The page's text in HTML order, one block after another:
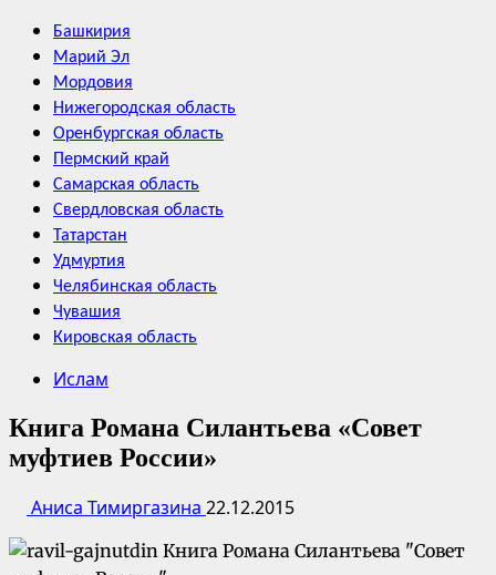
Башкирия
Марий Эл
Мордовия
Нижегородская область
Оренбургская область
Пермский край
Самарская область
Свердловская область
Татарстан
Удмуртия
Челябинская область
Чувашия
Кировская область
Ислам
Книга Романа Силантьева «Совет
муфтиев России»
Аниса Тимиргазина 22.12.2015